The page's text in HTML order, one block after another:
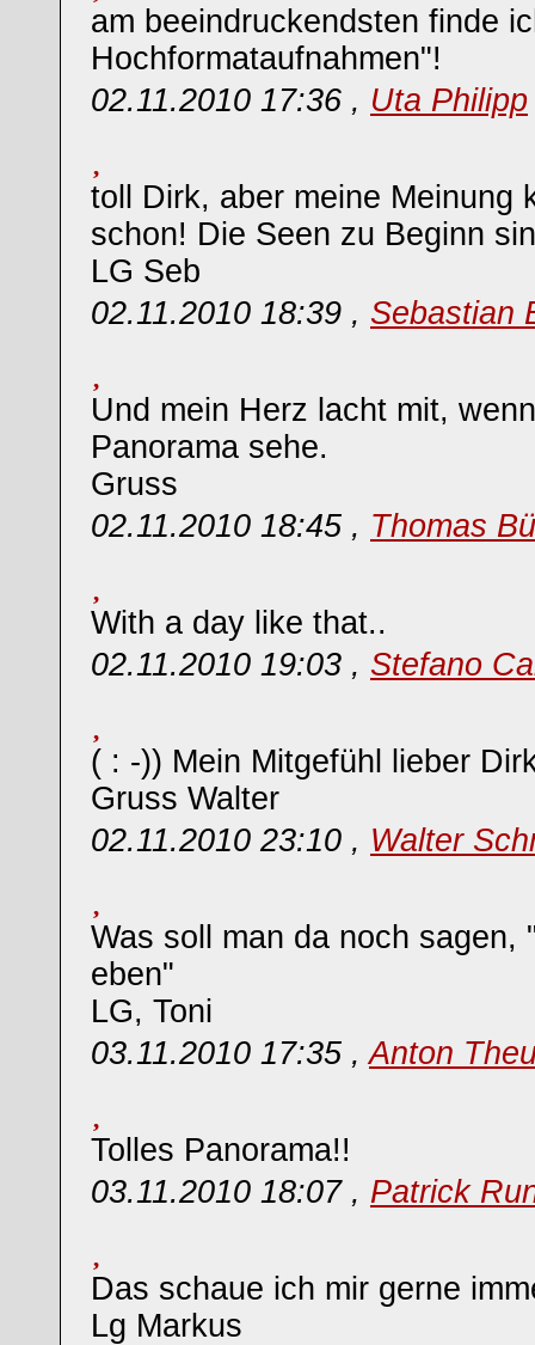
am beeindruckendsten finde
Hochformataufnahmen"!
02.11.2010 17:36 , Uta Philipp
toll Dirk, aber meine Meinung
schon! Die Seen zu Beginn
LG Seb
02.11.2010 18:39 , Sebastian
Und mein Herz lacht mit,
Panorama sehe.
Gruss
02.11.2010 18:45 , Thomas
With a day like that..
02.11.2010 19:03 , Stefano
( : -)) Mein Mitgefühl lieber
Gruss Walter
02.11.2010 23:10 , Walter
Was soll man da noch sagen,
eben"
LG, Toni
03.11.2010 17:35 ,Anton
Tolles Panorama!!
03.11.2010 18:07 , Patrick
Das schaue ich mir gerne
Lg Markus